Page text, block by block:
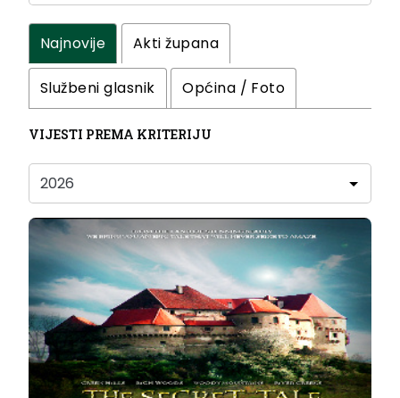
Najnovije Akti župana
Službeni glasnik Općina / Foto
VIJESTI PREMA KRITERIJU